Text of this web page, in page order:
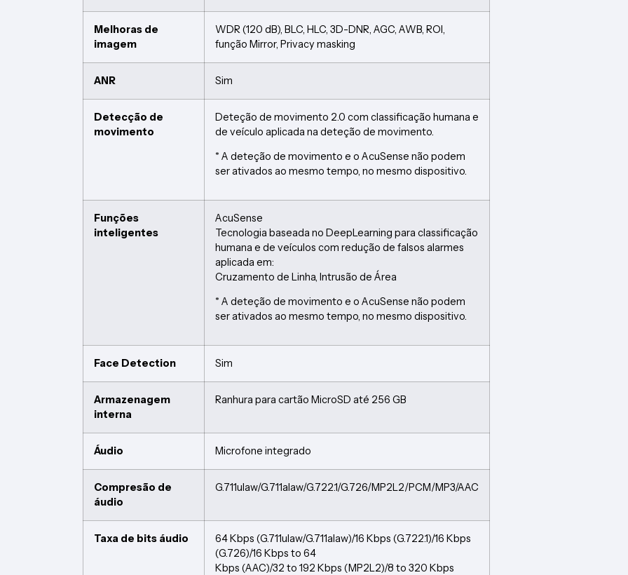
Melhoras de
imagem
WDR (120 dB), BLC, HLC, 3D-DNR, AGC, AWB, ROI,
função Mirror, Privacy masking
ANR Sim
Detecção de
movimento
Deteção de movimento 2.0 com classificação humana e
de veículo aplicada na deteção de movimento.
* A deteção de movimento e o AcuSense não podem
ser ativados ao mesmo tempo, no mesmo dispositivo.
Funções
inteligentes
AcuSense
Tecnologia baseada no DeepLearning para classificação
humana e de veículos com redução de falsos alarmes
aplicada em:
Cruzamento de Linha, Intrusão de Área
* A deteção de movimento e o AcuSense não podem
ser ativados ao mesmo tempo, no mesmo dispositivo.
Face Detection Sim
Armazenagem
interna
Ranhura para cartão MicroSD até 256 GB
Áudio Microfone integrado
Compresão de
áudio
G.711ulaw/G.711alaw/G.722.1/G.726/MP2L2/PCM/MP3/AAC
Taxa de bits áudio
64 Kbps (G.711ulaw/G.711alaw)/16 Kbps (G.722.1)/16 Kbps
(G.726)/16 Kbps to 64
Kbps (AAC)/32 to 192 Kbps (MP2L2)/8 to 320 Kbps